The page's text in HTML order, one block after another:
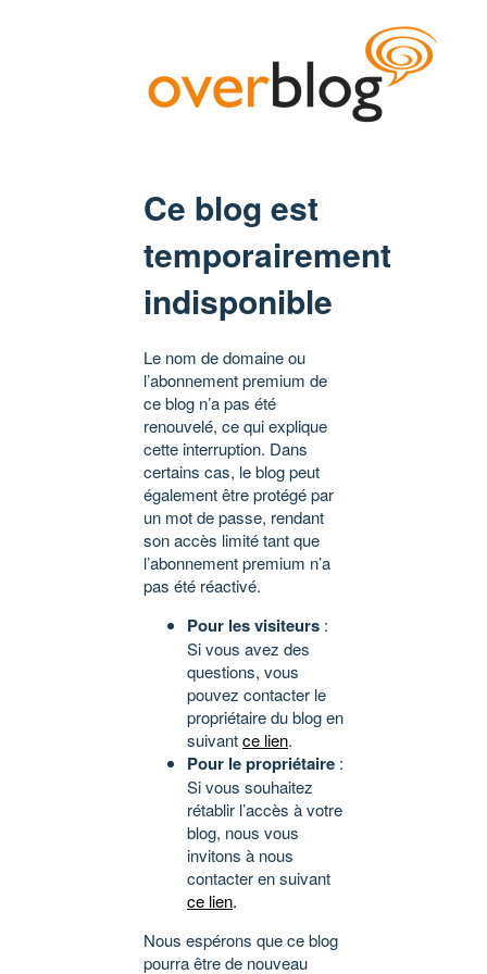
Ce blog est
temporairement
indisponible
Le nom de domaine ou
l’abonnement premium de
ce blog n’a pas été
renouvelé, ce qui explique
cette interruption. Dans
certains cas, le blog peut
également être protégé par
un mot de passe, rendant
son accès limité tant que
l’abonnement premium n’a
pas été réactivé.
Pour les visiteurs :
Si vous avez des
questions, vous
pouvez contacter le
propriétaire du blog en
suivantce lien.
Pour le propriétaire :
Si vous souhaitez
rétablir l’accès à votre
blog, nous vous
invitons à nous
contacter en suivant
ce lien.
Nous espérons que ce blog
pourra être de nouveau